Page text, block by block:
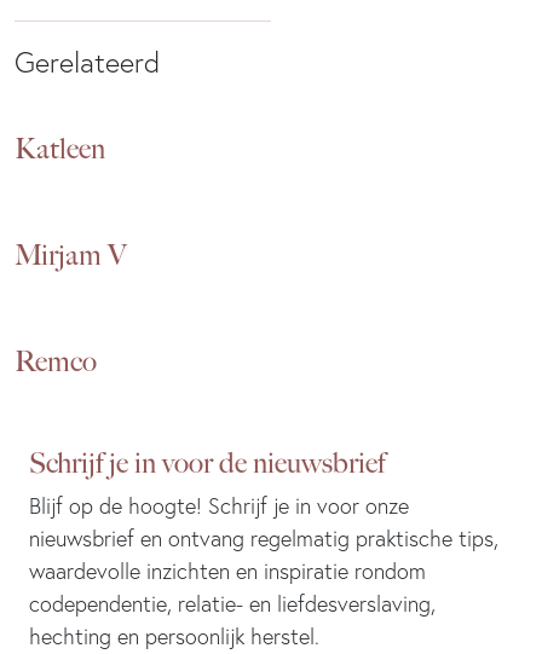
Gerelateerd
Katleen
Mirjam V
Remco
Schrijf je in voor de nieuwsbrief
Blijf op de hoogte! Schrijf je in voor onze
nieuwsbrief en ontvang regelmatig praktische tips,
waardevolle inzichten en inspiratie rondom
codependentie, relatie- en liefdesverslaving,
hechting en persoonlijk herstel.